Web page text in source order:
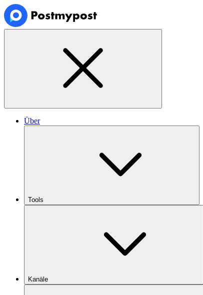
Über
Tools
Kanäle